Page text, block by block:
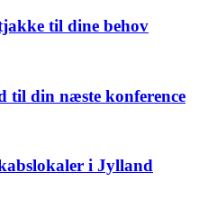
til dine behov
til din næste konference
i Jylland